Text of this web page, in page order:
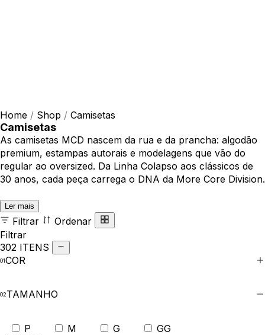
Home / Shop / Camisetas
Camisetas
As camisetas MCD nascem da rua e da prancha: algodão
premium, estampas autorais e modelagens que vão do
regular ao oversized. Da Linha Colapso aos clássicos de
30 anos, cada peça carrega o DNA da More Core Division.
Ler mais
Filtrar
Ordenar
Filtrar
302 ITENS
COR
TAMANHO
P M G
GG